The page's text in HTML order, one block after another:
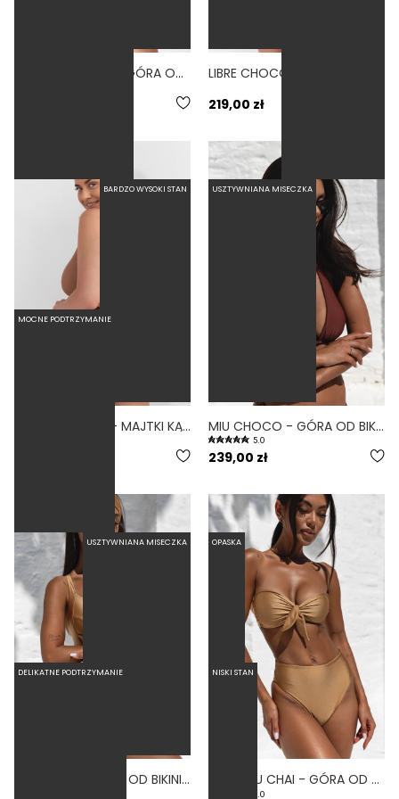
TANKINI CHOCO - GÓRA OD BIKINI KOSZULKA BRĄZOWY
219,00 zł
BARDZO WYSOKI STAN
BRAGA CHOCO - MAJTKI KĄPIELOWE MASKUJĄCE BRZUCH WYSOKI STAN BRĄZOWY
USZTYWNIANA MISECZKA
MIU CHOCO - GÓRA OD BIKINI USZTYWNIANA BRĄZOWY
5.0
239,00 zł
MOCNE PODTRZYMANIE
USZTYWNIANA MISECZKA
MIRA CHAI - GÓRA OD BIKINI PUSH-UP USZTYWNIANA ZŁOTY
OPASKA
BANDEAU CHAI - GÓRA OD BIKINI NA MAŁY BIUST OPASKA ZŁOTY
5.0
DELIKATNE PODTRZYMANIE NISKI STAN